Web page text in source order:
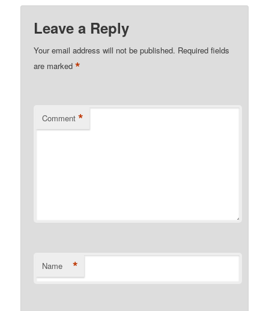
Leave a Reply
Your email address will not be published. Required fields
are marked*
Comment *
Name *